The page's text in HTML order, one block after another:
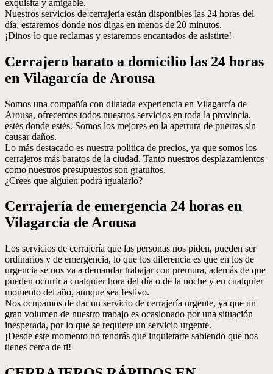
exquisita y amigable.
Nuestros servicios de cerrajería están disponibles las 24 horas del
día, estaremos donde nos digas en menos de 20 minutos.
¡Dinos lo que reclamas y estaremos encantados de asistirte!
Cerrajero barato a domicilio las 24 horas
en Vilagarcía de Arousa
Somos una compañía con dilatada experiencia en Vilagarcía de
Arousa, ofrecemos todos nuestros servicios en toda la provincia,
estés donde estés. Somos los mejores en la apertura de puertas sin
causar daños.
Lo más destacado es nuestra política de precios, ya que somos los
cerrajeros más baratos de la ciudad. Tanto nuestros desplazamientos
como nuestros presupuestos son gratuitos.
¿Crees que alguien podrá igualarlo?
Cerrajería de emergencia 24 horas en
Vilagarcía de Arousa
Los servicios de cerrajería que las personas nos piden, pueden ser
ordinarios y de emergencia, lo que los diferencia es que en los de
urgencia se nos va a demandar trabajar con premura, además de que
pueden ocurrir a cualquier hora del día o de la noche y en cualquier
momento del año, aunque sea festivo.
Nos ocupamos de dar un servicio de cerrajería urgente, ya que un
gran volumen de nuestro trabajo es ocasionado por una situación
inesperada, por lo que se requiere un servicio urgente.
¡Desde este momento no tendrás que inquietarte sabiendo que nos
tienes cerca de ti!